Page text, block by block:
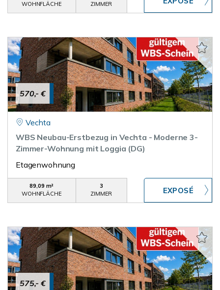
WOHNFLÄCHE
ZIMMER
570,- €
Vechta
WBS Neubau-Erstbezug in Vechta - Moderne 3-
Zimmer-Wohnung mit Loggia (DG)
Etagenwohnung
89,09 m²
WOHNFLÄCHE
3
ZIMMER
575,- €